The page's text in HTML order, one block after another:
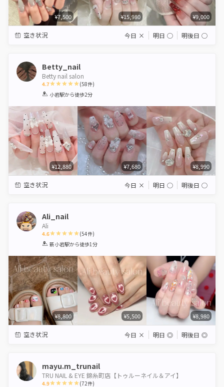
¥7,500 ¥15,980 ¥9,000
空き状況 今日 × 明日 ◯ 明後日 ◯
Betty_nail
Betty nail salon
4.7
1 2 3 4 5
(58件)
小岩駅から徒歩2分
¥12,880 ¥7,680 ¥8,990
空き状況 今日 × 明日 ◯ 明後日 ◯
Ali_nail
Ali
4.6
1 2 3 4 5
(54件)
新小岩駅から徒歩1分
¥8,800 ¥5,500 ¥8,980
空き状況 今日 × 明日 ◎ 明後日 ◎
mayu.m_trunail
TRU NAIL & EYE 錦糸町店【トゥルーネイル＆アイ】
4.9 (72件)